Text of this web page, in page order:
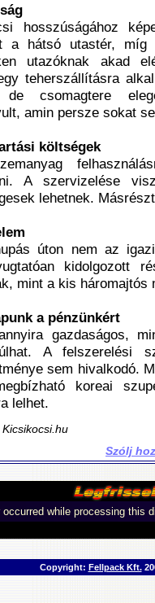
hosszúságához
a hátsó utastér, míg
utazóknak akad
teherszállításra
csomagtere
amin persze sokat
költségek
A szervizelése
lehetnek.
úton nem az
kidolgozott
mint a kis háromajtós
a pénzünkért
gazdaságos,
A felszerelési
sem hivalkodó.
koreai
lelhet.
Szólj
occurred while processing this
Copyright: Fellpack Kft.